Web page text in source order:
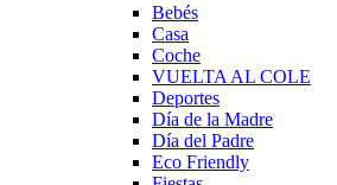
Bebés
Casa
Coche
VUELTA AL COLE
Deportes
Día de la Madre
Día del Padre
Eco Friendly